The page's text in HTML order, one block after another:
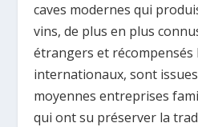
caves modernes qui
vins, de plus en plus
étrangers et récompensés
internationaux, sont
moyennes entreprises
qui ont su préserver la